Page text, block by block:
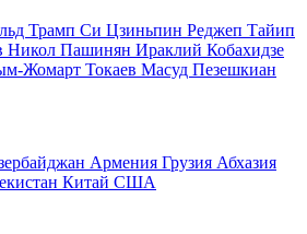
Трамп Си Цзиньпин Реджеп Тайип
Никол Пашинян Ираклий Кобахидзе
Жомарт Токаев Масуд Пезешкиан
Армения Грузия Абхазия
Китай США